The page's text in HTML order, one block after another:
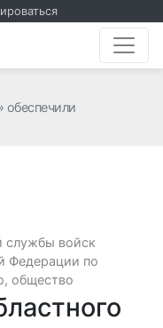
обеспечили
службы войск
Федерации по
общество